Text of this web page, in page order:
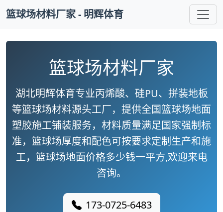
篮球场材料厂家 - 明辉体育
篮球场材料厂家
湖北明辉体育专业丙烯酸、硅PU、拼装地板
等篮球场材料源头工厂，提供全国篮球场地面
塑胶施工铺装服务，材料质量满足国家强制标
准，篮球场厚度和配色可按要求定制生产和施
工，篮球场地面价格多少钱一平方,欢迎来电
咨询。
173-0725-6483